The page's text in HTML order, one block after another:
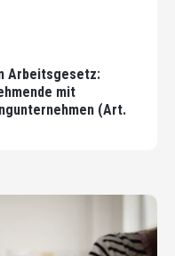
Arbeitsgesetz:
mit
(Art.